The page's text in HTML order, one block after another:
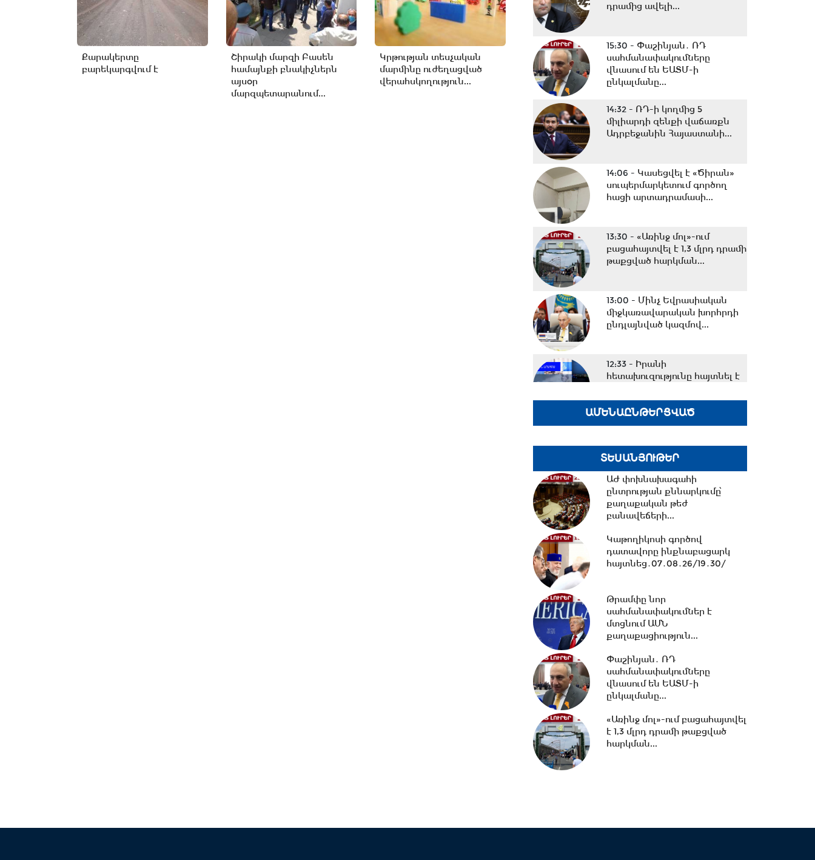
Քարակերտը
բարեկարգվում է
Շիրակի մարզի Բասեն
համայնքի բնակիչներն
այսօր
մարզպետարանում...
Կրթության տեսչական
մարմինը ուժեղացված
վերահսկողություն...
դրամից ավելի...
15:30 - Փաշինյան․ ՌԴ
սահմանափակումները
վնասում են ԵԱՏՄ-ի
ընկալմանը...
14:32 - ՌԴ-ի կողմից 5
միլիարդի զենքի վաճառքն
Ադրբեջանին Հայաստանի...
14:06 - Կասեցվել է «Ծիրան»
սուպերմարկետում գործող
հացի արտադրամասի...
13:30 - «Առինջ մոլ»-ում
բացահայտվել է 1,3 մլրդ դրամի
թաքցված հարկման...
13:00 - Մինչ Եվրասիական
միջկառավարական խորհրդի
ընդլայնված կազմով...
12:33 - Իրանի
հետախուզությունը հայտնել է
ունեցող...
12:15 -Նիկոլ Փաշինյանը
լրատվամիջոցների
ներկայացուցիչների...
11:26 -Եվրասիական
տնտեսական միությունը
չպետք է դիտարկվի որպես...
10:38 -Օրը սկսեցի
հեծանվային զբոսանքով՝ Իսիկ
10:13 -
ՀՀ ԱԺ իններորդ
գումարման առաջին
նստաշրջան 07.08.2026
#ուղիղ
10:11 -Եվրասիական
միջկառավարական խորհրդի
21:42 -ԱԺ-ում քննարկվեց
ԱՄԵՆԱԸՆԹԵՐՑՎԱԾ
ՏԵՍԱՆՅՈՒԹԵՐ
ԱԺ փոխնախագահի
ընտրության քննարկումը՝
քաղաքական թեժ
բանավեճերի...
Կաթողիկոսի գործով
դատավորը ինքնաբացարկ
հայտնեց․07․08․26/19․30/
Թրամփը նոր
սահմանափակումներ է
մտցնում ԱՄՆ
քաղաքացիություն...
Փաշինյան․ ՌԴ
սահմանափակումները
վնասում են ԵԱՏՄ-ի
ընկալմանը...
«Առինջ մոլ»-ում բացահայտվել
է 1,3 մլրդ դրամի թաքցված
հարկման...